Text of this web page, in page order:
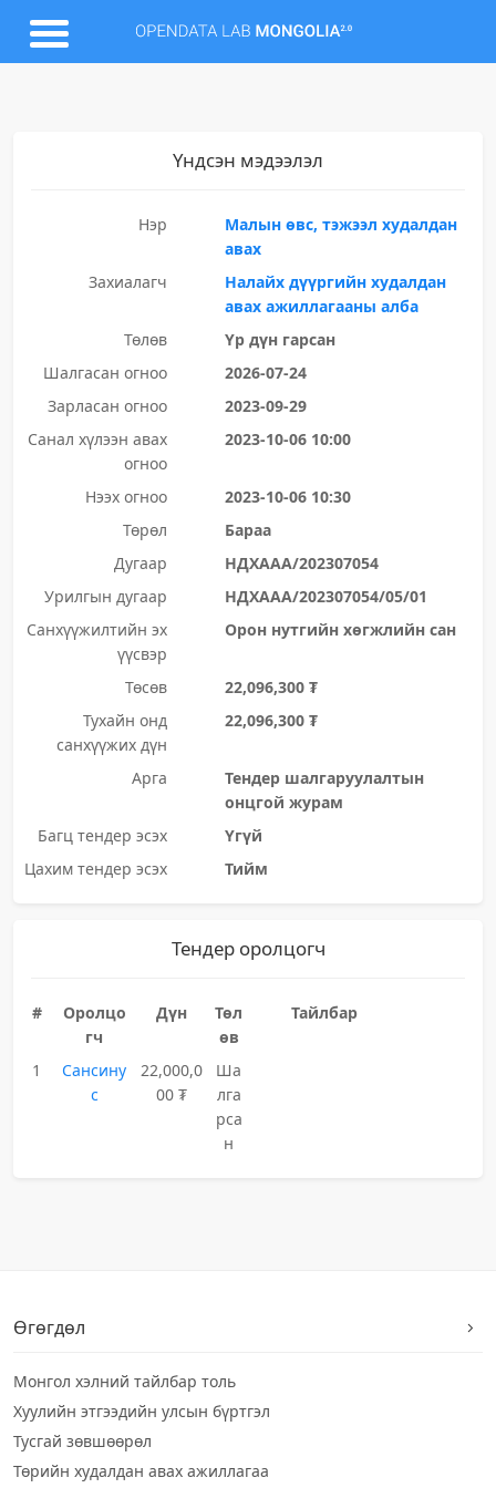
Үндсэн мэдээлэл
Нэр
Малын өвс, тэжээл худалдан
авах
Захиалагч
Налайх дүүргийн худалдан
авах ажиллагааны алба
Төлөв
Үр дүн гарсан
Шалгасан огноо
2026-07-24
Зарласан огноо
2023-09-29
Санал хүлээн авах
огноо
2023-10-06 10:00
Нээх огноо
2023-10-06 10:30
Төрөл
Бараа
Дугаар
НДХААА/202307054
Урилгын дугаар
НДХААА/202307054/05/01
Санхүүжилтийн эх
үүсвэр
Орон нутгийн хөгжлийн сан
Төсөв
22,096,300 ₮
Тухайн онд
санхүүжих дүн
22,096,300 ₮
Арга
Тендер шалгаруулалтын
онцгой журам
Багц тендер эсэх
Үгүй
Цахим тендер эсэх
Тийм
Тендер оролцогч
#
Оролцо
гч
Дүн
Төл
өв
Тайлбар
1
Сансину
с
22,000,0
00 ₮
Ша
лга
рса
н
Өгөгдөл
Монгол хэлний тайлбар толь
Хуулийн этгээдийн улсын бүртгэл
Тусгай зөвшөөрөл
Төрийн худалдан авах ажиллагаа